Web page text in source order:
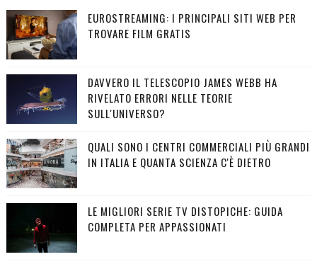
EUROSTREAMING: I PRINCIPALI SITI WEB PER
TROVARE FILM GRATIS
DAVVERO IL TELESCOPIO JAMES WEBB HA
RIVELATO ERRORI NELLE TEORIE
SULL'UNIVERSO?
QUALI SONO I CENTRI COMMERCIALI PIÙ GRANDI
IN ITALIA E QUANTA SCIENZA C'È DIETRO
LE MIGLIORI SERIE TV DISTOPICHE: GUIDA
COMPLETA PER APPASSIONATI